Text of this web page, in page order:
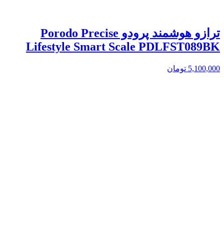
ترازو هوشمند پرودو Porodo Precise
Lifestyle Smart Scale PDLFST089BK
5,100,000 تومان